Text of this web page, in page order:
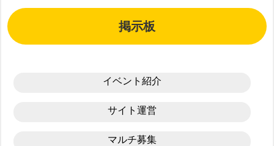
掲示板
イベント紹介
サイト運営
マルチ募集